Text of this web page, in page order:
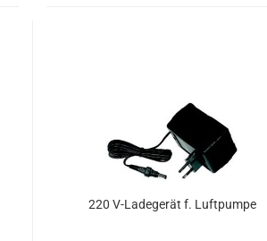
220 V-​La­de­ge­rät f. Luft­pum­pe